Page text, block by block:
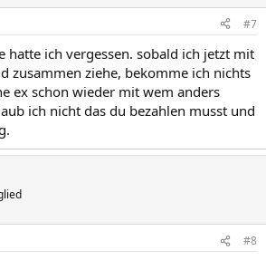
#7
hatte ich vergessen. sobald ich jetzt mit
zusammen ziehe, bekomme ich nichts
ex schon wieder mit wem anders
ich nicht das du bezahlen musst und
#8